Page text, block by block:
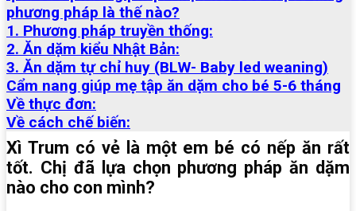
phương pháp là thế nào?
1. Phương pháp truyền thống:
2. Ăn dặm kiểu Nhật Bản:
3. Ăn dặm tự chỉ huy (BLW- Baby led weaning)
Cẩm nang giúp mẹ tập ăn dặm cho bé 5-6 tháng
Về thực đơn:
Về cách chế biến:
Xì Trum có vẻ là một em bé có nếp ăn rất
tốt. Chị đã lựa chọn phương pháp ăn dặm
nào cho con mình?